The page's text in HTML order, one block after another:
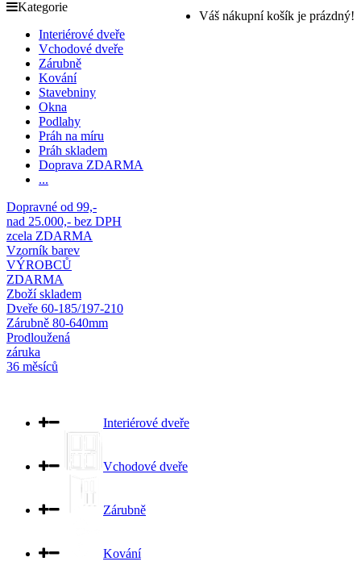
Váš nákupní košík je prázdný!
Kategorie
Interiérové dveře
Vchodové dveře
Zárubně
Kování
Stavebniny
Okna
Podlahy
Práh na míru
Práh skladem
Doprava ZDARMA
...
Dopravné od 99,-
nad 25.000,- bez DPH
zcela ZDARMA
Vzorník barev
VÝROBCŮ
ZDARMA
Zboží skladem
Dveře 60-185/197-210
Zárubně 80-640mm
Prodloužená
záruka
36 měsíců
Interiérové dveře
Vchodové dveře
Zárubně
Kování